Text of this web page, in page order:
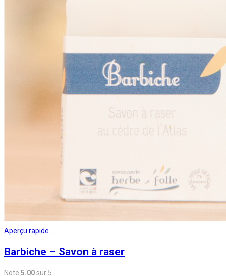
Aperçu rapide
Barbiche – Savon à raser
Note 5.00sur 5